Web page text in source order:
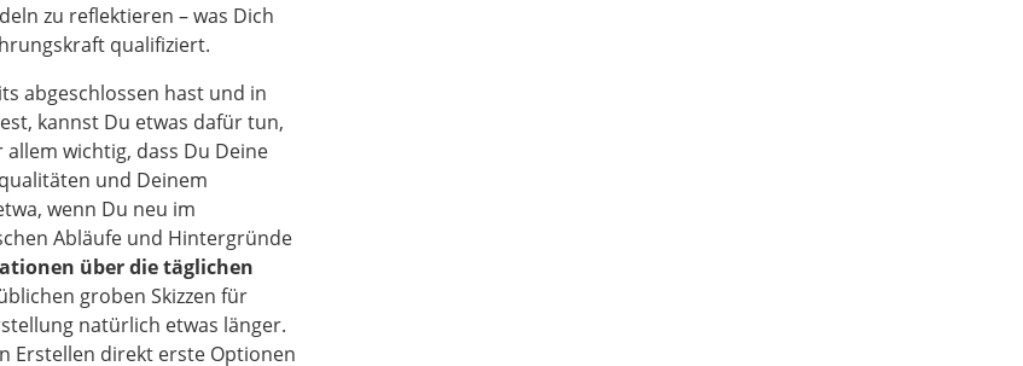
zu reflektieren – was Dich
qualifiziert.
abgeschlossen hast und in
kannst Du etwas dafür tun,
wichtig, dass Du Deine
und Deinem
wenn Du neu im
Abläufe und Hintergründe
über die täglichen
groben Skizzen für
natürlich etwas länger.
Erstellen direkt erste Optionen